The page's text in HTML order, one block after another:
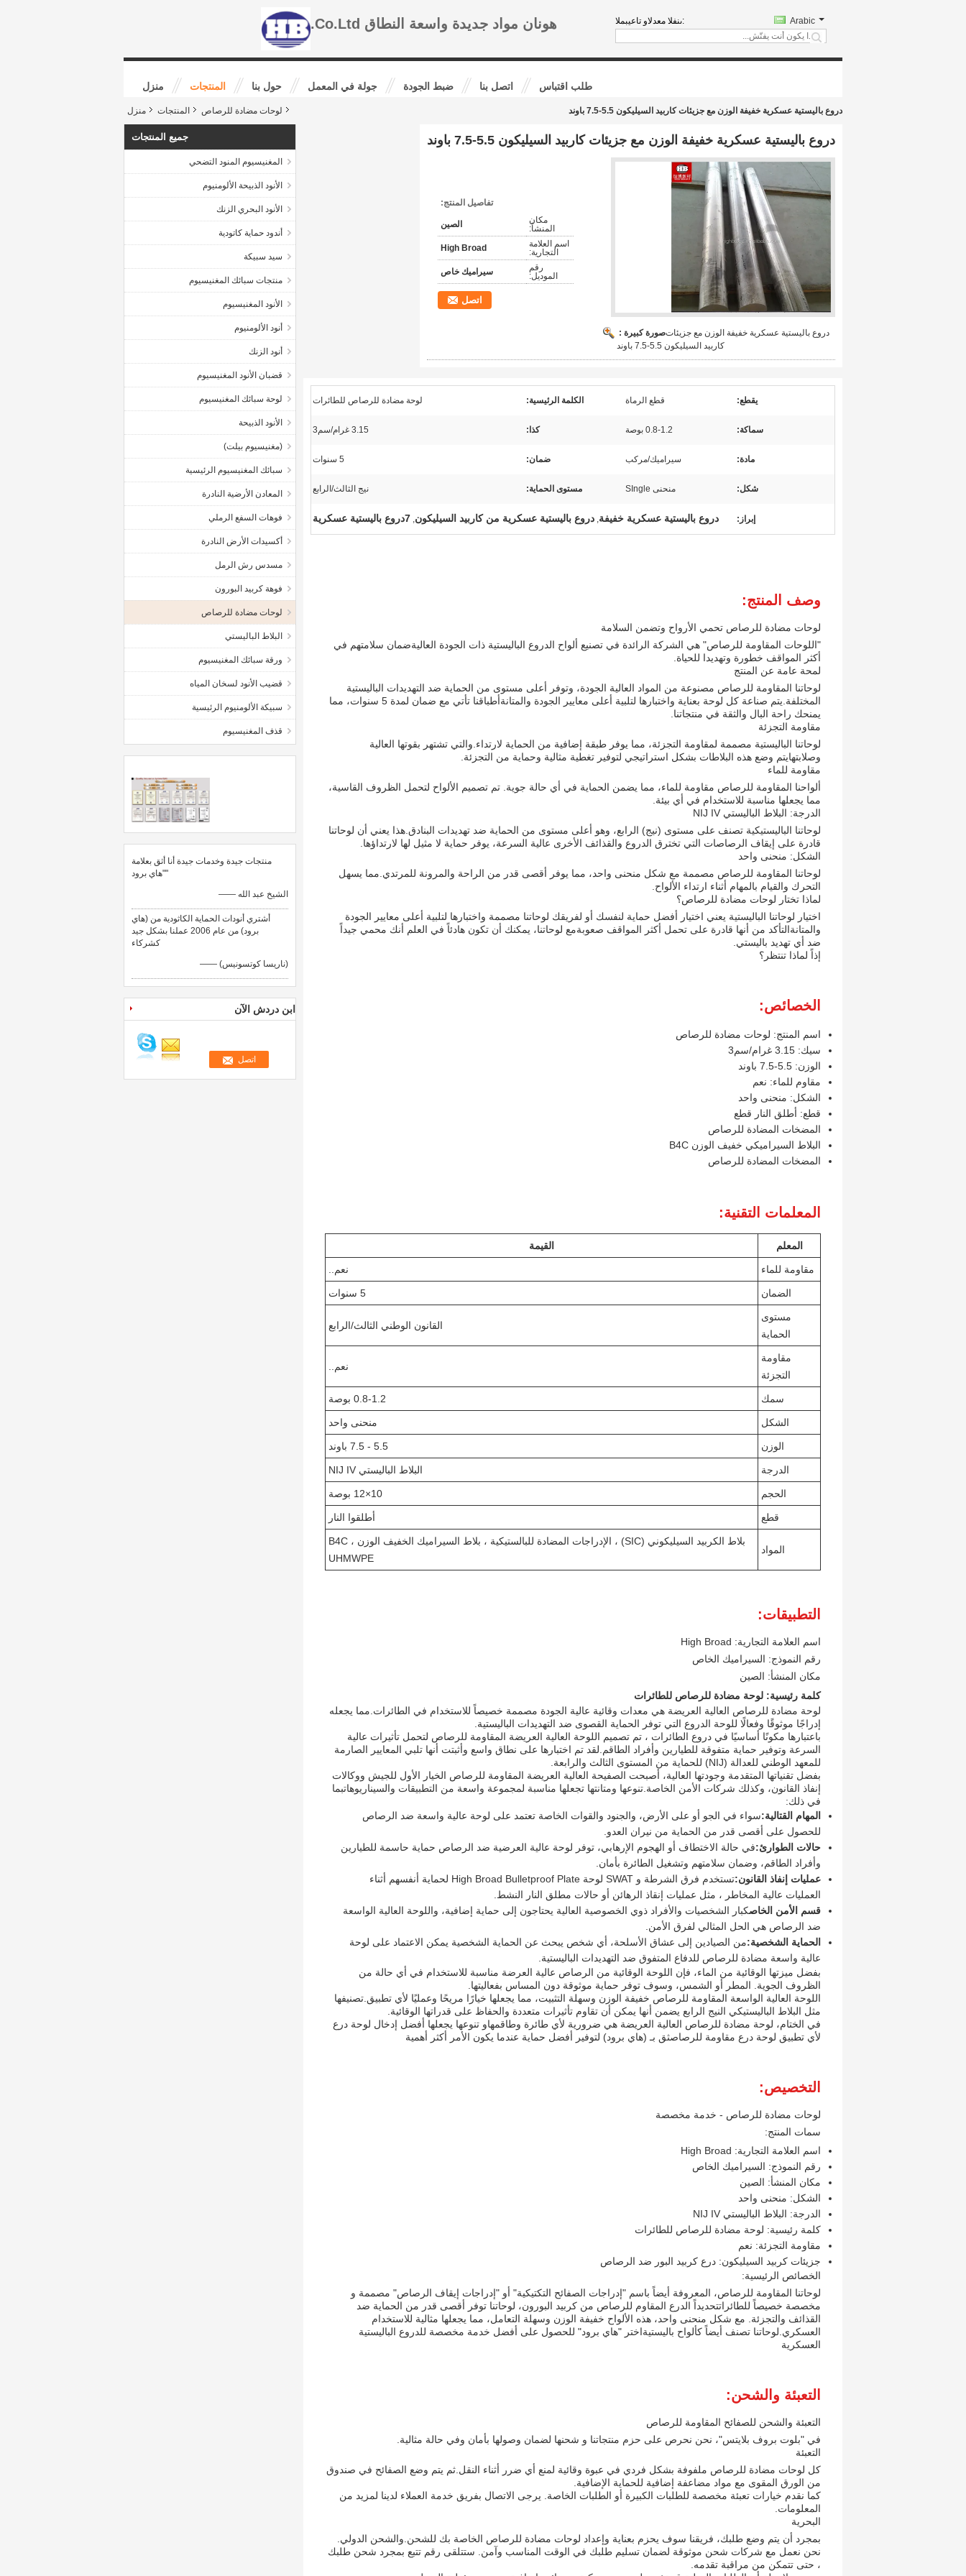
هونان مواد جديدة واسعة النطاق Co.Ltd. المبيعات والدعم الفنى: Arabic
search
منزل المنتجات حول بنا جولة في المعمل ضبط الجودة اتصل بنا طلب اقتباس
منزل المنتجات لوحات مضادة للرصاص دروع باليستية عسكرية خفيفة الوزن مع جزيئات كاربيد السيليكون 5.5-7.5 باوند
جميع المنتجات
المغنيسيوم المنود التضحي
الأنود الذبيحة الألومنيوم
الأنود البحري الزنك
أندود حماية كاتودية
سيد سبيكة
منتجات سبائك المغنيسيوم
الأنود المغنيسيوم
أنود الألومنيوم
أنود الزنك
قضبان الأنود المغنيسيوم
لوحة سبائك المغنيسيوم
الأنود الذبيحة
(مغنيسيوم بيلت)
سبائك المغنيسيوم الرئيسية
المعادن الأرضية النادرة
فوهات السفع الرملي
أكسيدات الأرض النادرة
مسدس رش الرمل
فوهة كربيد البورون
لوحات مضادة للرصاص
البلاط الباليستي
ورقة سبائك المغنيسيوم
قضيب الأنود لسخان المياه
سبيكة الألومنيوم الرئيسية
قذف المغنيسيوم
منتجات جيدة وخدمات جيدة أنا أثق بعلامة
"هاي برود"
—— الشيخ عبد الله
أشتري أنودات الحماية الكاثودية من (هاي
برود) من عام 2006 عملنا بشكل جيد
كشركاء
—— (ناريسا كوتسونيس)
ابن دردش الآن
دروع باليستية عسكرية خفيفة الوزن مع جزيئات كاربيد السيليكون 5.5-7.5 باوند
صورة كبيرة :دروع باليستية عسكرية خفيفة الوزن مع جزيئات
كاربيد السيليكون 5.5-7.5 باوند
تفاصيل المنتج:
مكان
المنشأ:
الصين
اسم العلامة
التجارية:
High Broad
رقم
الموديل:
سيراميك خاص
اتصل
يقطع: قطع الرماة الكلمة الرئيسية: لوحة مضادة للرصاص للطائرات
سماكة: 0.8-1.2 بوصة كذا: 3.15 غرام/سم3
مادة: سيراميك/مركب ضمان: 5 سنوات
شكل: منحنى SIngle مستوى الحماية: نيج الثالث/الرابع
إبراز: دروع باليستية عسكرية خفيفة, دروع باليستية عسكرية من كاربيد السيليكون, 7دروع باليستية عسكرية
وصف المنتج:
لوحات مضادة للرصاص تحمي الأرواح وتضمن السلامة
"اللوحات المقاومة للرصاص" هي الشركة الرائدة في تصنيع ألواح الدروع الباليستية ذات الجودة العاليةضمان سلامتهم في
أكثر المواقف خطورة وتهديدا للحياة.
لمحة عامة عن المنتج
لوحاتنا المقاومة للرصاص مصنوعة من المواد العالية الجودة، وتوفر أعلى مستوى من الحماية ضد التهديدات الباليستية
المختلفة.يتم صناعة كل لوحة بعناية واختبارها لتلبية أعلى معايير الجودة والمتانةأطباقنا تأتي مع ضمان لمدة 5 سنوات، مما
يمنحك راحة البال والثقة في منتجاتنا.
مقاومة التجزئة
لوحاتنا الباليستية مصممة لمقاومة التجزئة، مما يوفر طبقة إضافية من الحماية لارتداء.والتي تشتهر بقوتها العالية
وصلابتهايتم وضع هذه البلاطات بشكل استراتيجي لتوفير تغطية مثالية وحماية من التجزئة.
مقاومة للماء
ألواحنا المقاومة للرصاص مقاومة للماء، مما يضمن الحماية في أي حالة جوية. تم تصميم الألواح لتحمل الظروف القاسية،
مما يجعلها مناسبة للاستخدام في أي بيئة.
الدرجة: البلاط الباليستي NIJ IV
لوحاتنا الباليستيكية تصنف على مستوى (نيج) الرابع، وهو أعلى مستوى من الحماية ضد تهديدات البنادق.هذا يعني أن لوحاتنا
قادرة على إيقاف الرصاصات التي تخترق الدروع والقذائف الأخرى عالية السرعة، يوفر حماية لا مثيل لها لارتداؤها.
الشكل: منحنى واحد
لوحاتنا المقاومة للرصاص مصممة مع شكل منحنى واحد، مما يوفر أقصى قدر من الراحة والمرونة للمرتدي.مما يسهل
التحرك والقيام بالمهام أثناء ارتداء الألواح.
لماذا تختار لوحات مضادة للرصاص؟
اختيار لوحاتنا الباليستية يعني اختيار أفضل حماية لنفسك أو لفريقك لوحاتنا مصممة واختبارها لتلبية أعلى معايير الجودة
والمتانةالتأكد من أنها قادرة على تحمل أكثر المواقف صعوبةمع لوحاتنا، يمكنك أن تكون هادئاً في العلم أنك محمي جيداً
ضد أي تهديد باليستي.
إذاً لماذا تنتظر؟
الخصائص:
اسم المنتج: لوحات مضادة للرصاص
سيك: 3.15 غرام/سم3
الوزن: 5.5-7.5 باوند
مقاوم للماء: نعم
الشكل: منحنى واحد
قطع: أطلق النار قطع
المضخات المضادة للرصاص
البلاط السيراميكي خفيف الوزن B4C
المضخات المضادة للرصاص
المعلمات التقنية:
المعلم القيمة
مقاومة للماء نعم..
الضمان 5 سنوات
مستوى
الحماية
القانون الوطني الثالث/الرابع
مقاومة
التجزئة
نعم..
سمك 0.8-1.2 بوصة
الشكل منحنى واحد
الوزن 5.5 - 7.5 باوند
الدرجة البلاط الباليستي NIJ IV
الحجم 10×12 بوصة
قطع أطلقوا النار
المواد
بلاط الكربيد السيليكوني (SIC) ، الإدراجات المضادة للبالستيكية ، بلاط السيراميك الخفيف الوزن B4C ،
UHMWPE
التطبيقات:
اسم العلامة التجارية: High Broad
رقم النموذج: السيراميك الخاص
مكان المنشأ: الصين
كلمة رئيسية: لوحة مضادة للرصاص للطائرات
لوحة مضادة للرصاص العالية العريضة هي معدات وقائية عالية الجودة مصممة خصيصاً للاستخدام في الطائرات.مما يجعله
إدراجًا موثوقًا وفعالًا للوحة الدروع التي توفر الحماية القصوى ضد التهديدات الباليستية.
باعتبارها مكونًا أساسيًا في دروع الطائرات ، تم تصميم اللوحة العالية العريضة المقاومة للرصاص لتحمل تأثيرات عالية
السرعة وتوفير حماية متفوقة للطيارين وأفراد الطاقم.لقد تم اختبارها على نطاق واسع وأثبتت أنها تلبي المعايير الصارمة
للمعهد الوطني للعدالة (NIJ) للحماية من المستوى الثالث والرابعة.
بفضل تقنياتها المتقدمة وجودتها العالية، أصبحت الصفيحة العالية العريضة المقاومة للرصاص الخيار الأول للجيش ووكالات
إنفاذ القانون، وكذلك شركات الأمن الخاصة.تنوعها ومتانتها تجعلها مناسبة لمجموعة واسعة من التطبيقات والسيناريوهاتبما
في ذلك:
المهام القتالية:سواء في الجو أو على الأرض، والجنود والقوات الخاصة تعتمد على لوحة عالية واسعة ضد الرصاص
للحصول على أقصى قدر من الحماية من نيران العدو.
حالات الطوارئ:في حالة الاختطاف أو الهجوم الإرهابي، توفر لوحة عالية العرضية ضد الرصاص حماية حاسمة للطيارين
وأفراد الطاقم، وضمان سلامتهم وتشغيل الطائرة بأمان.
عمليات إنفاذ القانون:
تستخدم فرق الشرطة و SWAT لوحة High Broad Bulletproof Plate لحماية أنفسهم أثناء
العمليات عالية المخاطر ، مثل عمليات إنقاذ الرهائن أو حالات مطلق النار النشط.
قسم الأمن الخاصكبار الشخصيات والأفراد ذوي الخصوصية العالية يحتاجون إلى حماية إضافية، واللوحة العالية الواسعة
ضد الرصاص هي الحل المثالي لفرق الأمن.
الحماية الشخصية:من الصيادين إلى عشاق الأسلحة، أي شخص يبحث عن الحماية الشخصية يمكن الاعتماد على لوحة
عالية واسعة مضادة للرصاص للدفاع المتفوق ضد التهديدات الباليستية.
بفضل ميزتها الوقائية من الماء، فإن اللوحة الوقائية من الرصاص عالية العرضة مناسبة للاستخدام في أي حالة من
الظروف الجوية. المطر أو الشمس، وسوف توفر حماية موثوقة دون المساس بفعاليتها.
اللوحة العالية الواسعة المقاومة للرصاص خفيفة الوزن وسهلة التثبيت، مما يجعلها خيارًا مريحًا وعمليًا لأي تطبيق.تصنيفها
مثل البلاط الباليستيكي النيج الرابع يضمن أنها يمكن أن تقاوم تأثيرات متعددة والحفاظ على قدراتها الوقائية.
في الختام، لوحة مضادة للرصاص العالية العريضة هي ضرورية لأي طائرة وطاقمهاو تنوعها يجعلها أفضل إدخال لوحة درع
لأي تطبيق لوحة درع مقاومة للرصاصثق بـ (هاي برود) لتوفير أفضل حماية عندما يكون الأمر أكثر أهمية
التخصيص:
لوحات مضادة للرصاص - خدمة مخصصة
سمات المنتج:
اسم العلامة التجارية: High Broad
رقم النموذج: السيراميك الخاص
مكان المنشأ: الصين
الشكل: منحنى واحد
الدرجة: البلاط الباليستي NIJ IV
كلمة رئيسية: لوحة مضادة للرصاص للطائرات
مقاومة التجزئة: نعم
جزيئات كربيد السيليكون: درع كربيد البور ضد الرصاص
الخصائص الرئيسية:
لوحاتنا المقاومة للرصاص، المعروفة أيضاً باسم "إدراجات الصفائح التكتيكية" أو "إدراجات إيقاف الرصاص" مصممة و
مخصصة خصيصاً للطائراتتحديداً الدرع المقاوم للرصاص من كربيد البورون، لوحاتنا توفر أقصى قدر من الحماية ضد
القذائف والتجزئة. مع شكل منحنى واحد، هذه الألواح خفيفة الوزن وسهلة التعامل، مما يجعلها مثالية للاستخدام
العسكري.لوحاتنا تصنف أيضاً كألواح باليستيةاختر "هاي برود" للحصول على أفضل خدمة مخصصة للدروع الباليستية
العسكرية
التعبئة والشحن:
التعبئة والشحن للصفائح المقاومة للرصاص
في "بلوت بروف بلايتس"، نحن نحرص على حزم منتجاتنا و شحنها لضمان وصولها بأمان وفي حالة مثالية.
التعبئة
كل لوحات مضادة للرصاص ملفوفة بشكل فردي في عبوة وقائية لمنع أي ضرر أثناء النقل.ثم يتم وضع الصفائح في صندوق
من الورق المقوى مع مواد مضاعفة إضافية للحماية الإضافية.
كما نقدم خيارات تعبئة مخصصة للطلبات الكبيرة أو الطلبات الخاصة. يرجى الاتصال بفريق خدمة العملاء لدينا لمزيد من
المعلومات.
البحرية
بمجرد أن يتم وضع طلبك، فريقنا سوف يحزم بعناية وإعداد لوحات مضادة للرصاص الخاصة بك للشحن.والشحن الدولي.
نحن نعمل مع شركات شحن موثوقة لضمان تسليم طلبك في الوقت المناسب وآمن. ستتلقى رقم تتبع بمجرد شحن طلبك
، حتى تتمكن من مراقبة تقدمه.